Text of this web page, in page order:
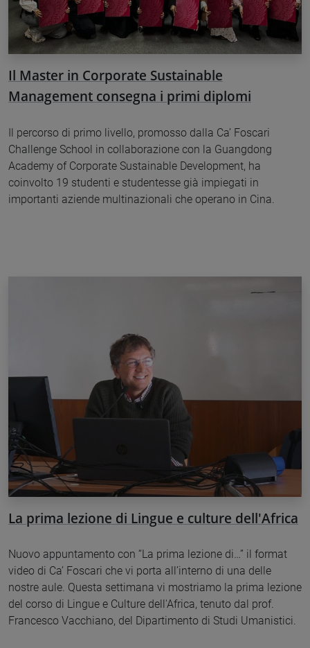
Il Master in Corporate Sustainable
Management consegna i primi diplomi
Il percorso di primo livello, promosso dalla Ca’ Foscari
Challenge School in collaborazione con la Guangdong
Academy of Corporate Sustainable Development, ha
coinvolto 19 studenti e studentesse già impiegati in
importanti aziende multinazionali che operano in Cina.
La prima lezione di Lingue e culture dell'Africa
Nuovo appuntamento con “La prima lezione di…” il format
video di Ca’ Foscari che vi porta all’interno di una delle
nostre aule. Questa settimana vi mostriamo la prima lezione
del corso di Lingue e Culture dell'Africa, tenuto dal prof.
Francesco Vacchiano, del Dipartimento di Studi Umanistici.